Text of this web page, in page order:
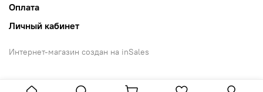
Оплата
Личный кабинет
Интернет-магазин создан на inSales